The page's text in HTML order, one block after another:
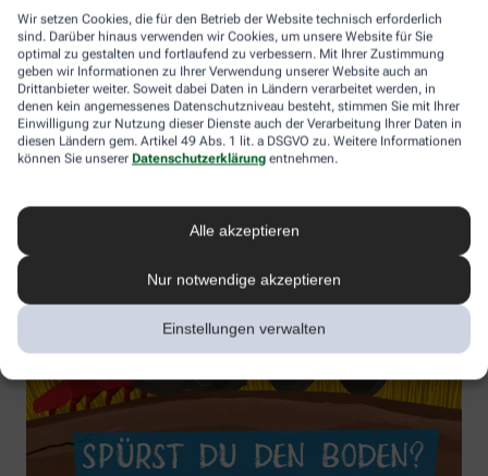
Wir setzen Cookies, die für den Betrieb der Website technisch erforderlich
sind. Darüber hinaus verwenden wir Cookies, um unsere Website für Sie
optimal zu gestalten und fortlaufend zu verbessern. Mit Ihrer Zustimmung
geben wir Informationen zu Ihrer Verwendung unserer Website auch an
Drittanbieter weiter. Soweit dabei Daten in Ländern verarbeitet werden, in
denen kein angemessenes Datenschutzniveau besteht, stimmen Sie mit Ihrer
Einwilligung zur Nutzung dieser Dienste auch der Verarbeitung Ihrer Daten in
diesen Ländern gem. Artikel 49 Abs. 1 lit. a DSGVO zu. Weitere Informationen
können Sie unserer Datenschutzerklärung entnehmen.
Alle akzeptieren
Nur notwendige akzeptieren
Einstellungen verwalten